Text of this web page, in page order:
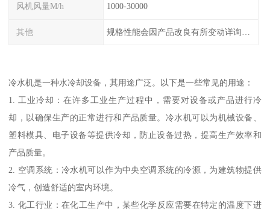
风机风量M/h 1000-30000
其他
冷水机是一种水冷却设备，其用途广泛。以下是一些常见的用途：
1. 工业冷却：在许多工业生产过程中，需要对设备或产品进行冷
却，以确保生产的正常进行和产品质量。冷水机可以为机械设备、
塑料模具、电子设备等提供冷却，防止设备过热，提高生产效率和
产品质量。
2. 空调系统：冷水机可以作为中央空调系统的冷源，为建筑物提供
冷气，创造舒适的室内环境。
3. 化工行业：在化工生产中，某些化学反应需要在特定的温度下进